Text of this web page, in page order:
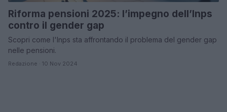
Riforma pensioni 2025: l’impegno dell’Inps
contro il gender gap
Scopri come l'Inps sta affrontando il problema del gender gap
nelle pensioni.
Redazione · 10 Nov 2024